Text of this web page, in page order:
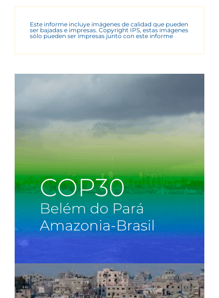
Este informe incluye imágenes de calidad que pueden
ser bajadas e impresas. Copyright IPS, estas imágenes
sólo pueden ser impresas junto con este informe